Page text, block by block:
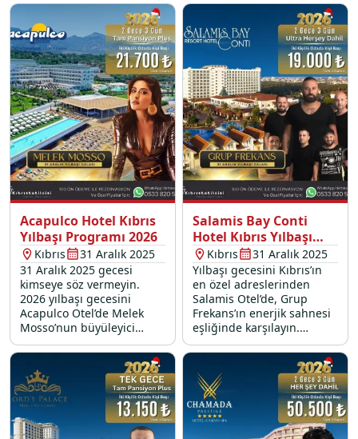
çıkarın.
yeni yıla unutulmaz bir
başlangıç yapın.
Acapulco Hotel Kıbrıs
Yılbaşı Programı 2026
Kıbrıs
31 Aralık 2025
31 Aralık 2025 gecesi
kimseye söz vermeyin.
2026 yılbaşı gecesini
Acapulco Otel’de Melek
Mosso’nun büyüleyici
sahnesi ve özel gala
menüsü eşliğinde
karşılayın.
Salamis Bay Conti
Hotel Kıbrıs Yılbaşı
Programı 2026
Kıbrıs
31 Aralık 2025
Yılbaşı gecesini Kıbrıs’ın
en özel adreslerinden
Salamis Otel’de, Grup
Frekans’ın enerjik sahnesi
eşliğinde karşılayın.
Lezzet, müzik ve eğlence
dolu unutulmaz bir gece
sizi bekliyor!